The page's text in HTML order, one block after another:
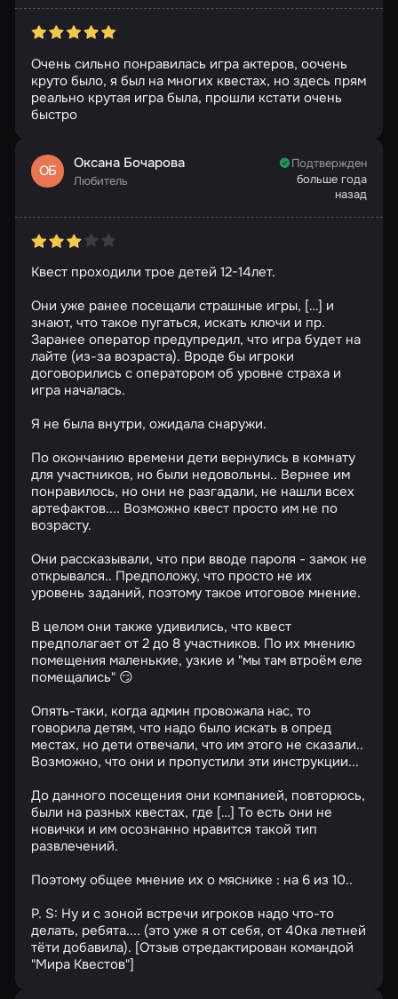
Очень сильно понравилась игра актеров, оочень
круто было, я был на многих квестах, но здесь прям
реально крутая игра была, прошли кстати очень
быстро
ОБ Оксана Бочарова
Любитель
Подтвержден
больше года
назад
Квест проходили трое детей 12-14лет.
Они уже ранее посещали страшные игры, […] и
знают, что такое пугаться, искать ключи и пр.
Заранее оператор предупредил, что игра будет на
лайте (из-за возраста). Вроде бы игроки
договорились с оператором об уровне страха и
игра началась.
Я не была внутри, ожидала снаружи.
По окончанию времени дети вернулись в комнату
для участников, но были недовольны.. Вернее им
понравилось, но они не разгадали, не нашли всех
артефактов.... Возможно квест просто им не по
возрасту.
Они рассказывали, что при вводе пароля - замок не
открывался.. Предположу, что просто не их
уровень заданий, поэтому такое итоговое мнение.
В целом они также удивились, что квест
предполагает от 2 до 8 участников. По их мнению
помещения маленькие, узкие и "мы там втроём еле
помещались" 😏
Опять-таки, когда админ провожала нас, то
говорила детям, что надо было искать в опред
местах, но дети отвечали, что им этого не сказали..
Возможно, что они и пропустили эти инструкции...
До данного посещения они компанией, повторюсь,
были на разных квестах, где […] То есть они не
новички и им осознанно нравится такой тип
развлечений.
Поэтому общее мнение их о мяснике : на 6 из 10..
P. S: Ну и с зоной встречи игроков надо что-то
делать, ребята.... (это уже я от себя, от 40ка летней
тёти добавила). [Отзыв отредактирован командой
"Мира Квестов"]